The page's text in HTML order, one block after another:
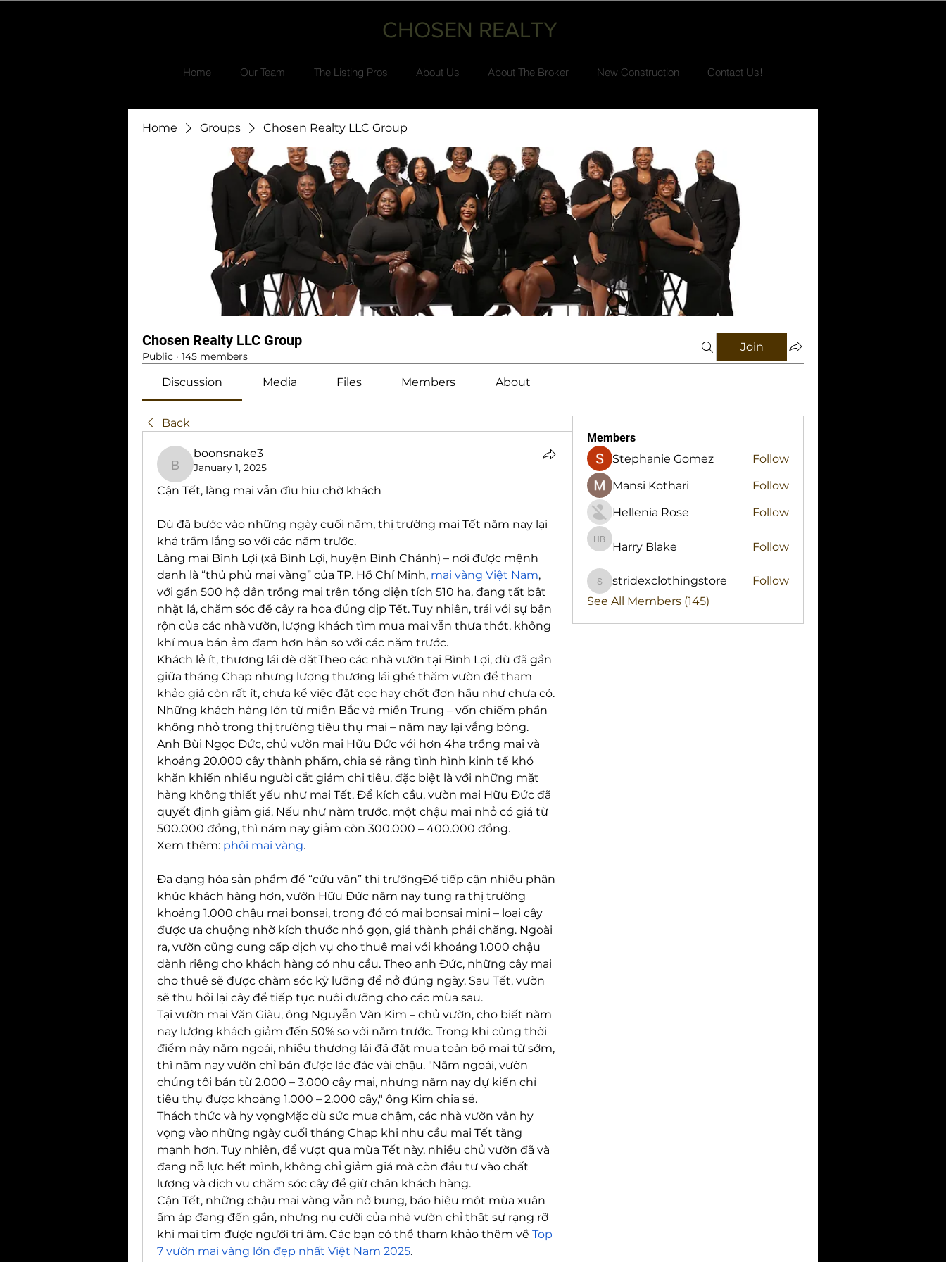
CHOSEN REALTY
Home Our Team The Listing Pros About Us About The Broker New Construction Contact Us!
Home Groups Chosen Realty LLC Group
Chosen Realty LLC Group
Public · 145 members
Join
Discussion Media Files Members About
Back
boonsnake3
boonsnake3
January 1, 2025
Cận Tết, làng mai vẫn đìu hiu chờ khách
Dù đã bước vào những ngày cuối năm, thị trường mai Tết năm nay lại
khá trầm lắng so với các năm trước.
Làng mai Bình Lợi (xã Bình Lợi, huyện Bình Chánh) – nơi được mệnh
danh là “thủ phủ mai vàng” của TP. Hồ Chí Minh, mai vàng Việt Nam,
với gần 500 hộ dân trồng mai trên tổng diện tích 510 ha, đang tất bật
nhặt lá, chăm sóc để cây ra hoa đúng dịp Tết. Tuy nhiên, trái với sự bận
rộn của các nhà vườn, lượng khách tìm mua mai vẫn thưa thớt, không
khí mua bán ảm đạm hơn hẳn so với các năm trước.
Khách lẻ ít, thương lái dè dặtTheo các nhà vườn tại Bình Lợi, dù đã gần
giữa tháng Chạp nhưng lượng thương lái ghé thăm vườn để tham
khảo giá còn rất ít, chưa kể việc đặt cọc hay chốt đơn hầu như chưa có.
Những khách hàng lớn từ miền Bắc và miền Trung – vốn chiếm phần
không nhỏ trong thị trường tiêu thụ mai – năm nay lại vắng bóng.
Anh Bùi Ngọc Đức, chủ vườn mai Hữu Đức với hơn 4ha trồng mai và
khoảng 20.000 cây thành phẩm, chia sẻ rằng tình hình kinh tế khó
khăn khiến nhiều người cắt giảm chi tiêu, đặc biệt là với những mặt
hàng không thiết yếu như mai Tết. Để kích cầu, vườn mai Hữu Đức đã
quyết định giảm giá. Nếu như năm trước, một chậu mai nhỏ có giá từ
500.000 đồng, thì năm nay giảm còn 300.000 – 400.000 đồng.
Xem thêm: phôi mai vàng.
Đa dạng hóa sản phẩm để “cứu vãn” thị trườngĐể tiếp cận nhiều phân
khúc khách hàng hơn, vườn Hữu Đức năm nay tung ra thị trường
khoảng 1.000 chậu mai bonsai, trong đó có mai bonsai mini – loại cây
được ưa chuộng nhờ kích thước nhỏ gọn, giá thành phải chăng. Ngoài
ra, vườn cũng cung cấp dịch vụ cho thuê mai với khoảng 1.000 chậu
dành riêng cho khách hàng có nhu cầu. Theo anh Đức, những cây mai
cho thuê sẽ được chăm sóc kỹ lưỡng để nở đúng ngày. Sau Tết, vườn
sẽ thu hồi lại cây để tiếp tục nuôi dưỡng cho các mùa sau.
Tại vườn mai Văn Giàu, ông Nguyễn Văn Kim – chủ vườn, cho biết năm
nay lượng khách giảm đến 50% so với năm trước. Trong khi cùng thời
điểm này năm ngoái, nhiều thương lái đã đặt mua toàn bộ mai từ sớm,
thì năm nay vườn chỉ bán được lác đác vài chậu. "Năm ngoái, vườn
chúng tôi bán từ 2.000 – 3.000 cây mai, nhưng năm nay dự kiến chỉ
tiêu thụ được khoảng 1.000 – 2.000 cây," ông Kim chia sẻ.
Thách thức và hy vọngMặc dù sức mua chậm, các nhà vườn vẫn hy
vọng vào những ngày cuối tháng Chạp khi nhu cầu mai Tết tăng
mạnh hơn. Tuy nhiên, để vượt qua mùa Tết này, nhiều chủ vườn đã và
đang nỗ lực hết mình, không chỉ giảm giá mà còn đầu tư vào chất
lượng và dịch vụ chăm sóc cây để giữ chân khách hàng.
Cận Tết, những chậu mai vàng vẫn nở bung, báo hiệu một mùa xuân
ấm áp đang đến gần, nhưng nụ cười của nhà vườn chỉ thật sự rạng rỡ
khi mai tìm được người tri âm. Các bạn có thể tham khảo thêm về Top
7 vườn mai vàng lớn đẹp nhất Việt Nam 2025.
Members
Stephanie Gomez
Follow
Mansi Kothari
Follow
Hellenia Rose
Follow
Harry Blake
Harry Blake Follow
stridexclothingstore
stridexclothingstore
Follow
See All Members (145)